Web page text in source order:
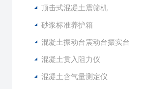
顶击式混凝土震筛机
砂浆标准养护箱
混凝土振动台震动台振实台
混凝土贯入阻力仪
混凝土含气量测定仪